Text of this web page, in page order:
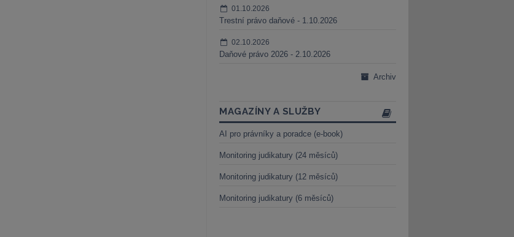
01.10.2026
Trestní právo daňové - 1.10.2026
02.10.2026
Daňové právo 2026 - 2.10.2026
Archiv
MAGAZÍNY A SLUŽBY
AI pro právníky a poradce (e-book)
Monitoring judikatury (24 měsíců)
Monitoring judikatury (12 měsíců)
Monitoring judikatury (6 měsíců)